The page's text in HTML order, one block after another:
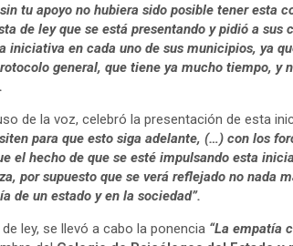
tu apoyo no hubiera sido posible tener
de ley que se está presentando y pidió a
en cada uno de sus municipios, ya
general, que tiene ya mucho tiempo,
de la voz, celebró la presentación de esta
para que esto siga adelante, (…) con los
el hecho de que se esté impulsando esta
por supuesto que se verá reflejado no
de un estado y en la sociedad”.
ley, se llevó a cabo la ponencia “La empatía